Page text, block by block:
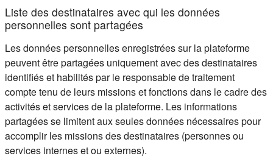
Liste des destinataires avec qui les données
personnelles sont partagées
Les données personnelles enregistrées sur la plateforme
peuvent être partagées uniquement avec des destinataires
identifiés et habilités par le responsable de traitement
compte tenu de leurs missions et fonctions dans le cadre des
activités et services de la plateforme. Les informations
partagées se limitent aux seules données nécessaires pour
accomplir les missions des destinataires (personnes ou
services internes et ou externes).